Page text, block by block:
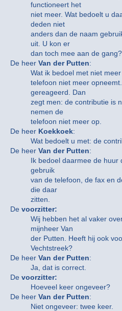
functioneert het
niet meer. Wat bedoelt u
deden niet
anders dan de naam
uit. U kon er
dan toch mee aan de gang?
De heer Van der Putten:
Wat ik bedoel met niet
telefoon niet meer
gereageerd. Dan
zegt men: de contributie is
nemen de
telefoon niet meer op.
De heer Koekkoek:
Wat bedoelt u met: de
De heer Van der Putten:
Ik bedoel daarmee de huur
gebruik
van de telefoon, de fax en
die daar
zitten.
De voorzitter:
Wij hebben het al vaker
mijnheer Van
der Putten. Heeft hij ook
Vechtstreek?
De heer Van der Putten:
Ja, dat is correct.
De voorzitter:
Hoeveel keer ongeveer?
De heer Van der Putten:
Niet ongeveer: twee keer.